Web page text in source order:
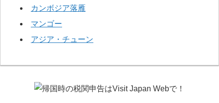
カンボジア落雁
マンゴー
アジア・チューン